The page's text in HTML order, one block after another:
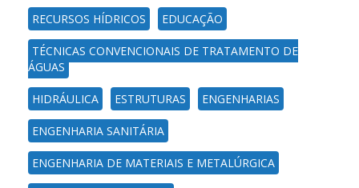
RECURSOS HÍDRICOS EDUCAÇÃO
TÉCNICAS CONVENCIONAIS DE TRATAMENTO DE
ÁGUAS
HIDRÁULICA ESTRUTURAS ENGENHARIAS
ENGENHARIA SANITÁRIA
ENGENHARIA DE MATERIAIS E METALÚRGICA